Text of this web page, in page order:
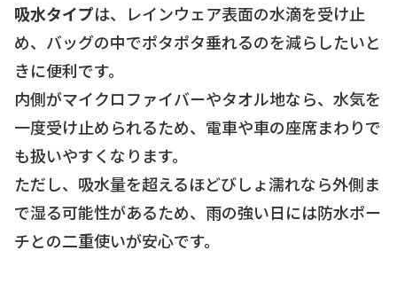
吸水タイプは、レインウェア表面の水滴を受け止
め、バッグの中でポタポタ垂れるのを減らしたいと
きに便利です。
内側がマイクロファイバーやタオル地なら、水気を
一度受け止められるため、電車や車の座席まわりで
も扱いやすくなります。
ただし、吸水量を超えるほどびしょ濡れなら外側ま
で湿る可能性があるため、雨の強い日には防水ポー
チとの二重使いが安心です。